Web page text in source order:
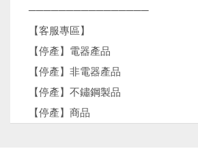
────────────────
【客服專區】
【停產】電器產品
【停產】非電器產品
【停產】不鏽鋼製品
【停產】商品